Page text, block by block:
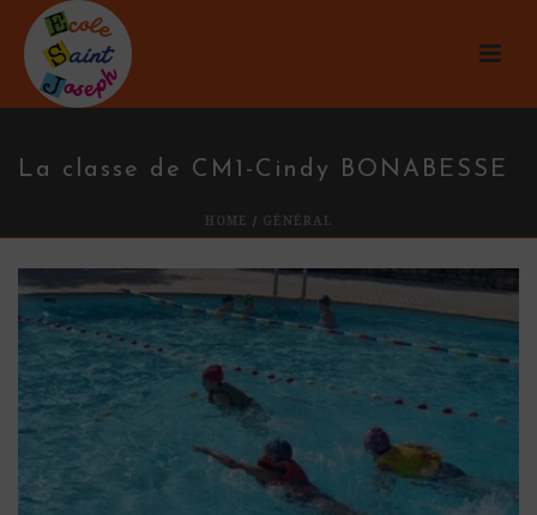
La classe de CM1-Cindy BONABESSE
HOME / GÉNÉRAL